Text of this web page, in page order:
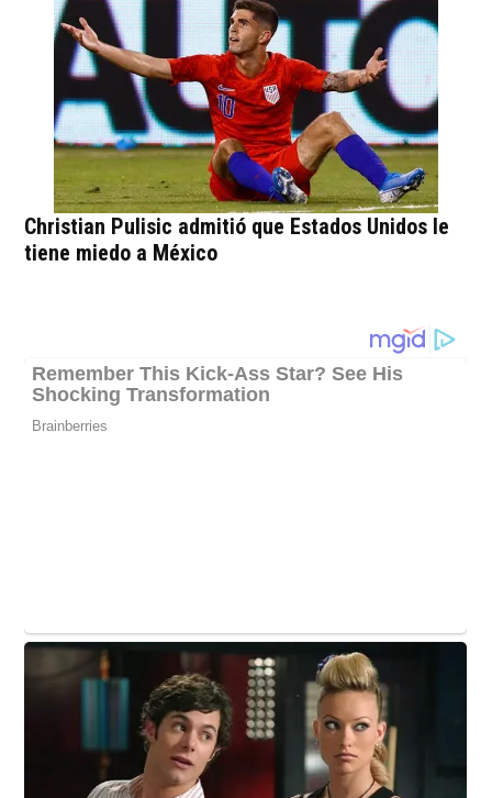
Christian Pulisic admitió que Estados Unidos le
tiene miedo a México